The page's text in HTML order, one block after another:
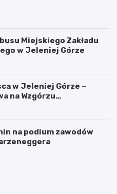
Miejskiego Zakładu
w Jeleniej Górze
w Jeleniej Górze –
na Wzgórzu
na podium zawodów